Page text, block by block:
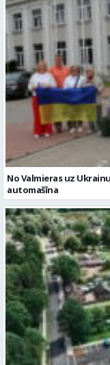
No Valmieras uz
automašīna
Noslēgusies Semināra
Valmierā